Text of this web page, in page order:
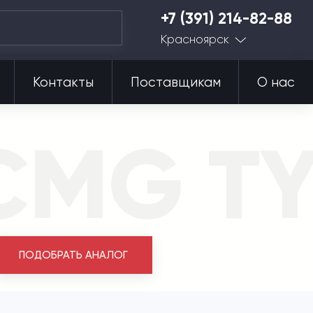
+7 (391) 214-82-88
Красноярск
Контакты Поставщикам О нас
ПОДОБРАТЬ АНАЛОГ